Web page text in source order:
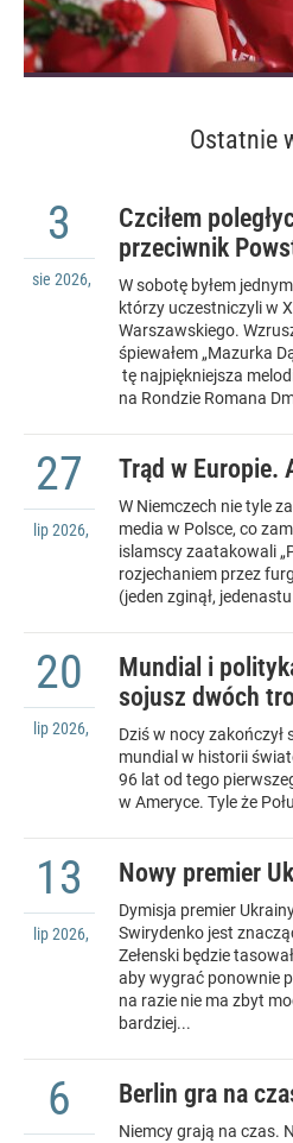
Ostatnie
Czciłem
przeciwnik
3
sie 2026,
W sobotę byłem
którzy uczestniczyli w
Warszawskiego.
śpiewałem „Mazurka
tę najpiękniejsza
na Rondzie Romana
Trąd w Europie.
27
lip2026,
W Niemczech nie tyle
media w Polsce, co
islamscy zaatakowali
rozjechaniem przez
(jeden zginął,
Mundial i
sojusz dwóch
20
lip2026,
Dziś w nocy
mundial w historii
96 lat od tego
w Ameryce. Tyle że
Nowy premier
13
lip2026,
Dymisja premier
Swirydenko jest
Zełenski będzie
aby wygrać ponownie
na razie nie ma zbyt
bardziej...
Berlin gra na
6
Niemcy grają na czas.